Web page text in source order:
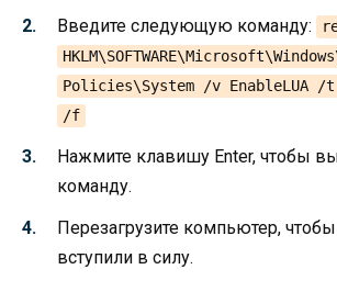
Введите следующую команду:
Policies\System /v EnableLUA /t
/f
Нажмите клавишу Enter, чтобы
команду.
Перезагрузите компьютер,
вступили в силу.